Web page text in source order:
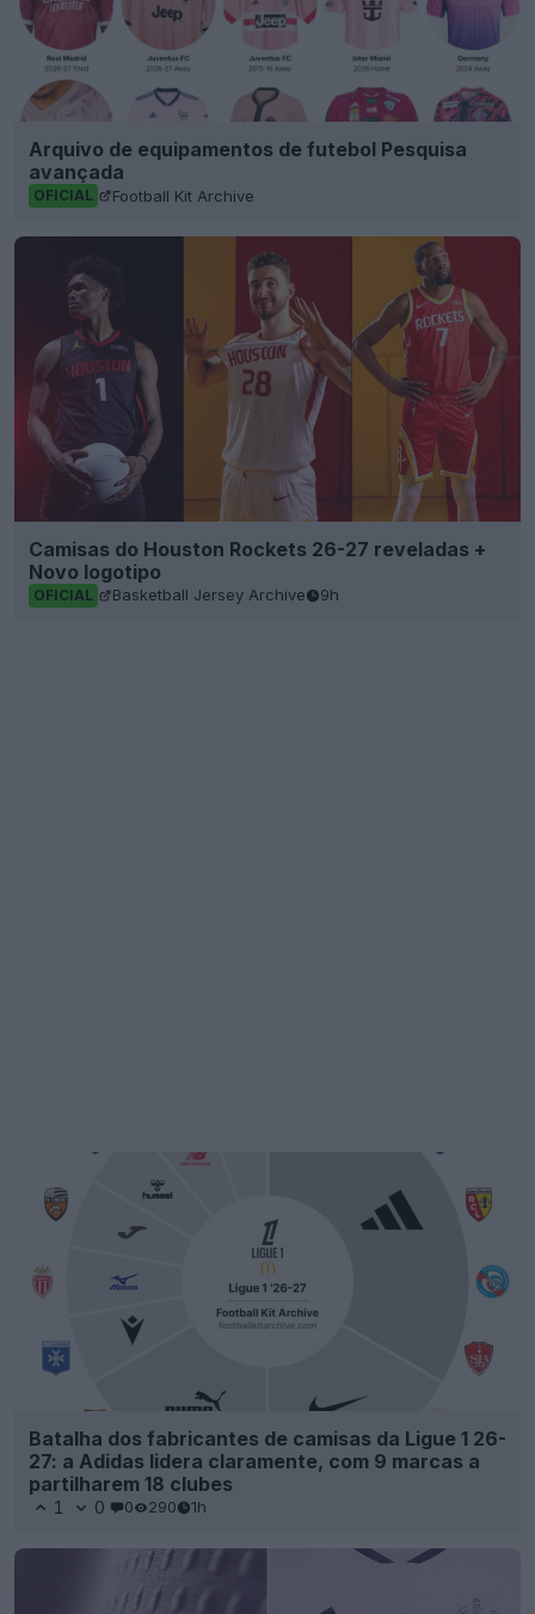
Arquivo de equipamentos de futebol Pesquisa
avançada
OFICIAL Football Kit Archive
Camisas do Houston Rockets 26-27 reveladas +
Novo logotipo
OFICIAL Basketball Jersey Archive 9h
Batalha dos fabricantes de camisas da Ligue 1 26-
27: a Adidas lidera claramente, com 9 marcas a
partilharem 18 clubes
1 0 0 290 1h